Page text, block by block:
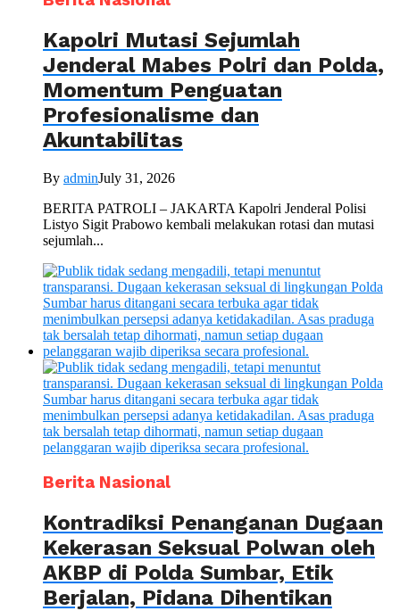
Kapolri Mutasi Sejumlah
Jenderal Mabes Polri dan Polda,
Momentum Penguatan
Profesionalisme dan
Akuntabilitas
By adminJuly 31, 2026
BERITA PATROLI – JAKARTA Kapolri Jenderal Polisi
Listyo Sigit Prabowo kembali melakukan rotasi dan mutasi
sejumlah...
Berita Nasional
Kontradiksi Penanganan Dugaan
Kekerasan Seksual Polwan oleh
AKBP di Polda Sumbar, Etik
Berjalan, Pidana Dihentikan